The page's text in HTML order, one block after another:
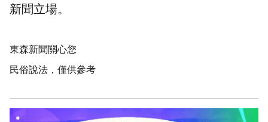
新聞立場。
東森新聞關心您
民俗說法，僅供參考